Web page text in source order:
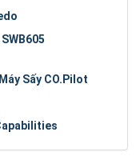
Sấy CO.Pilot